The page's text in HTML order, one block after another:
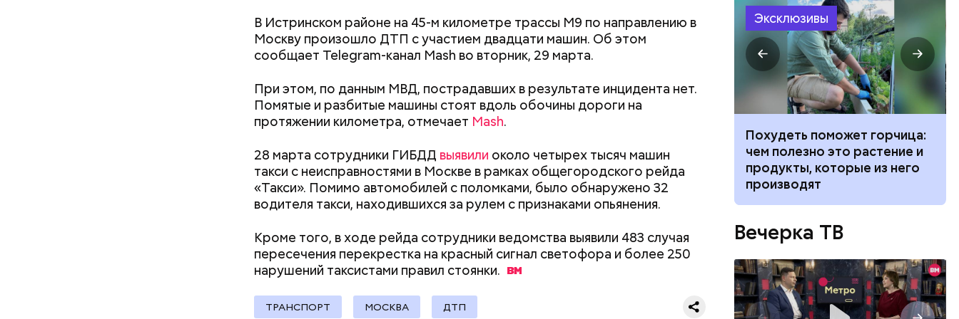
В Истринском районе на 45-м километре трассы М9 по направлению в
Москву произошло ДТП с участием двадцати машин. Об этом
сообщает Telegram-канал Mash во вторник, 29 марта.
При этом, по данным МВД, пострадавших в результате инцидента нет.
Помятые и разбитые машины стоят вдоль обочины дороги на
протяжении километра, отмечает Mash.
28 марта сотрудники ГИБДД выявили около четырех тысяч машин
такси с неисправностями в Москве в рамках общегородского рейда
«Такси». Помимо автомобилей с поломками, было обнаружено 32
водителя такси, находившихся за рулем с признаками опьянения.
Кроме того, в ходе рейда сотрудники ведомства выявили 483 случая
пересечения перекрестка на красный сигнал светофора и более 250
нарушений таксистами правил стоянки.
ТРАНСПОРТ МОСКВА ДТП
Известно, что по данному факту было возбуждено уголовное дело по
признакам преступления, предусмотренного статьей УК
«Мошенничество».
— В отношении подозреваемого избрана мера принуждения в виде
обязательства о явке, — уточнили в пресс-службе.
Сам Новоселов, комментируя свое задержание,заявил, что
непонятной причине». Кроме того, по данным Lenta.ru, он дажевыразил
опасения по поводу того, что ему подмешали что-то в напиток,
поскольку в клубе ему стало плохо и он просил водителя отвезти его
домой. При этом спортсмен утверждает, что никаких девушек с ним не
было.
Эксклюзивы
силовиков: кто такой Роберт
Гилман, которого просят
украшу: тренды маникюра в
Москве летом 2026
зарезал: почему москвич
жестоко убил беременную
жену
Похудеть поможет горчица:
чем полезно это растение и
продукты, которые из него
производят
Вечерка ТВ